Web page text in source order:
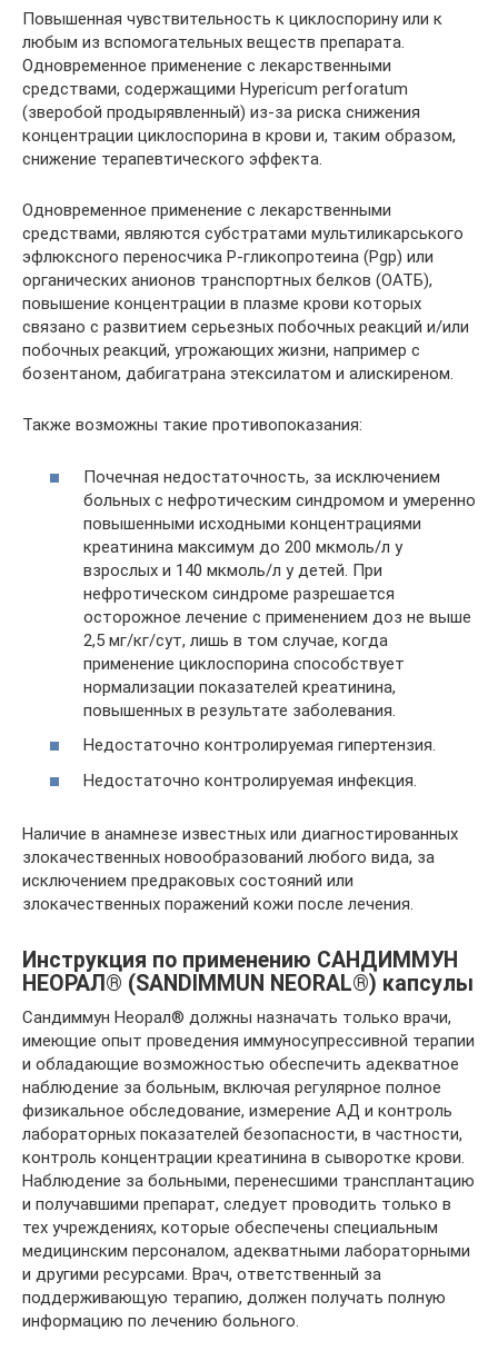
Повышенная чувствительность к циклоспорину или к
любым из вспомогательных веществ препарата.
Одновременное применение с лекарственными
средствами, содержащими Hypericum perforatum
(зверобой продырявленный) из-за риска снижения
концентрации циклоспорина в крови и, таким образом,
снижение терапевтического эффекта.
Одновременное применение с лекарственными
средствами, являются субстратами мультиликарського
эфлюксного переносчика Р-гликопротеина (Pgp) или
органических анионов транспортных белков (ОАТБ),
повышение концентрации в плазме крови которых
связано с развитием серьезных побочных реакций и/или
побочных реакций, угрожающих жизни, например с
бозентаном, дабигатрана этексилатом и алискиреном.
Также возможны такие противопоказания:
Почечная недостаточность, за исключением
больных с нефротическим синдромом и умеренно
повышенными исходными концентрациями
креатинина максимум до 200 мкмоль/л у
взрослых и 140 мкмоль/л у детей. При
нефротическом синдроме разрешается
осторожное лечение с применением доз не выше
2,5 мг/кг/сут, лишь в том случае, когда
применение циклоспорина способствует
нормализации показателей креатинина,
повышенных в результате заболевания.
Недостаточно контролируемая гипертензия.
Недостаточно контролируемая инфекция.
Наличие в анамнезе известных или диагностированных
злокачественных новообразований любого вида, за
исключением предраковых состояний или
злокачественных поражений кожи после лечения.
Инструкция по применению САНДИММУН
НЕОРАЛ® (SANDIMMUN NEORAL®) капсулы
Сандиммун Неорал® должны назначать только врачи,
имеющие опыт проведения иммуносупрессивной терапии
и обладающие возможностью обеспечить адекватное
наблюдение за больным, включая регулярное полное
физикальное обследование, измерение АД и контроль
лабораторных показателей безопасности, в частности,
контроль концентрации креатинина в сыворотке крови.
Наблюдение за больными, перенесшими трансплантацию
и получавшими препарат, следует проводить только в
тех учреждениях, которые обеспечены специальным
медицинским персоналом, адекватными лабораторными
и другими ресурсами. Врач, ответственный за
поддерживающую терапию, должен получать полную
информацию по лечению больного.